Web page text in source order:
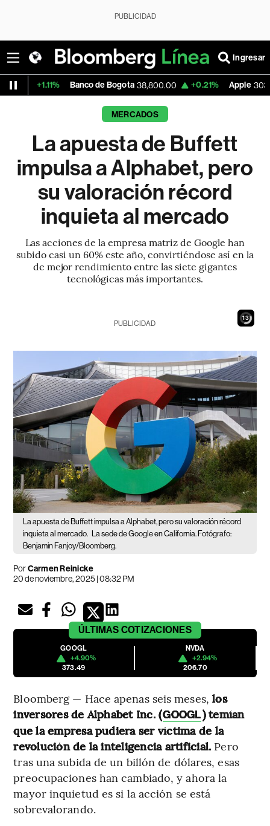
PUBLICIDAD
Ingresar
Banco de Bogota 38,800.00 +0.21% Apple 303.27 -1.74%
MERCADOS
La apuesta de Buffett
impulsa a Alphabet, pero
su valoración récord
inquieta al mercado
Las acciones de la empresa matriz de Google han
subido casi un 60% este año, convirtiéndose así en la
de mejor rendimiento entre las siete gigantes
tecnológicas más importantes.
12
PUBLICIDAD
La apuesta de Buffett impulsa a Alphabet, pero su valoración récord
inquieta al mercado. La sede de Google en California. Fotógrafo:
Benjamin Fanjoy/Bloomberg.
PorCarmen Reinicke
20 de noviembre, 2025 | 08:32 PM
ÚLTIMAS COTIZACIONES
GOOGL
+4.90%
373.49
NVDA
+2.94%
206.70
Bloomberg — Hace apenas seis meses, los
inversores de Alphabet Inc. (GOOGL) temían
que la empresa pudiera ser víctima de la
revolución de la inteligencia artificial. Pero
tras una subida de un billón de dólares, esas
preocupaciones han cambiado, y ahora la
mayor inquietud es si la acción se está
sobrevalorando.